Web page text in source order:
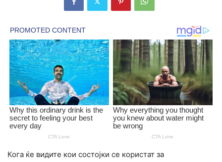
Кога ќе видите кои состојки се користат за